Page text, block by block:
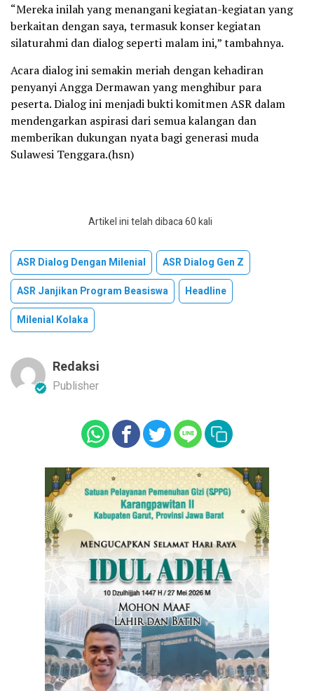
“Mereka inilah yang menangani kegiatan-kegiatan yang
berkaitan dengan saya, termasuk konser kegiatan
silaturahmi dan dialog seperti malam ini,” tambahnya.
Acara dialog ini semakin meriah dengan kehadiran
penyanyi Angga Dermawan yang menghibur para
peserta. Dialog ini menjadi bukti komitmen ASR dalam
mendengarkan aspirasi dari semua kalangan dan
memberikan dukungan nyata bagi generasi muda
Sulawesi Tenggara.(hsn)
Artikel ini telah dibaca 60 kali
ASR Dialog Dengan Milenial
ASR Dialog Gen Z
ASR Janjikan Program Beasiswa
Headline
Milenial Kolaka
Redaksi
Publisher